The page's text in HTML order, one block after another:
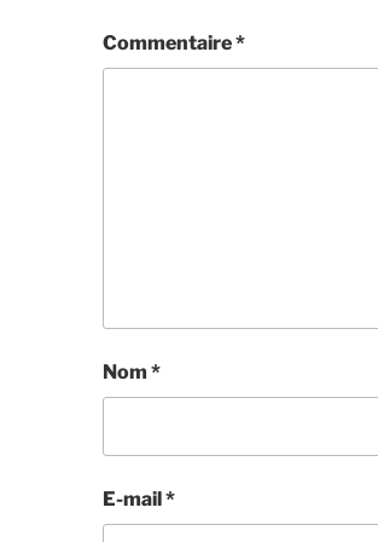
Commentaire*
Nom *
E-mail*